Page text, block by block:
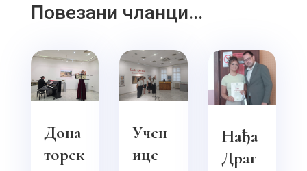
Повезани чланци...
Дона
торск
Учен
ице
Нађа
Драг